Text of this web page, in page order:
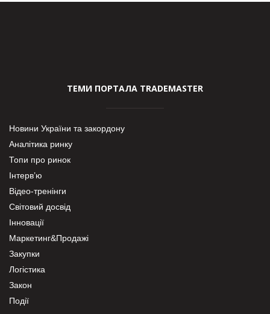
ТЕМИ ПОРТАЛА TRADEMASTER
Новини України та закордону
Аналітика ринку
Топи про ринок
Інтерв’ю
Відео-тренінги
Світовий досвід
Інновації
Маркетинг&Продажі
Закупки
Логістика
Закон
Події